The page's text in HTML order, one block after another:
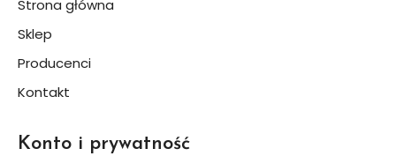
Strona główna
Sklep
Producenci
Kontakt
Konto i prywatność